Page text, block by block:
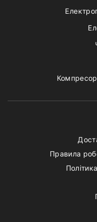
Правила